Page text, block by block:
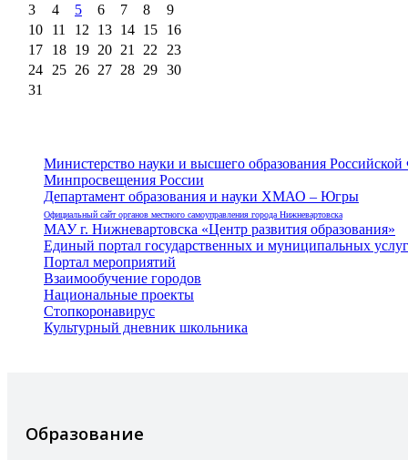
3
4 5 6 7 8
9
10
11 12 13 14 15
16
17
18 19 20 21 22
23
24
25 26 27 28 29 30
31
Министерство науки и высшего образования
Минпросвещения России
Департамент образования и науки ХМАО – Югры
Официальный сайт органов местного самоуправления города Нижневартовска
МАУ г. Нижневартовска «Центр развития образования»
Единый портал государственных и муниципальных услуг
Портал мероприятий
Взаимообучение городов
Национальные проекты
Стопкоронавирус
Культурный дневник школьника
Образование